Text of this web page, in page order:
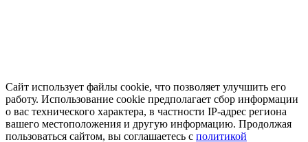
Сайт использует файлы cookie, что позволяет улучшить его
работу. Использование cookie предполагает сбор информации
о вас технического характера, в частности IP-адрес региона
вашего местоположения и другую информацию. Продолжая
пользоваться сайтом, вы соглашаетесь с политикой